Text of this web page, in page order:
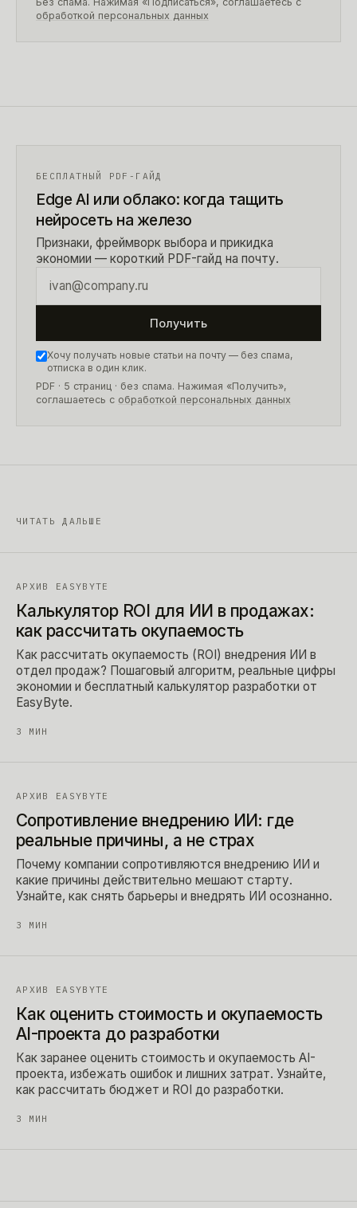
обработкой персональных данных
БЕСПЛАТНЫЙ PDF-ГАЙД
Edge AI или облако: когда тащить
нейросеть на железо
Признаки, фреймворк выбора и прикидка
экономии — короткий PDF-гайд на почту.
Получить
Хочу получать новые статьи на почту — без спама,
отписка в один клик.
PDF · 5 страниц · без спама. Нажимая «Получить»,
соглашаетесь с обработкой персональных данных
ЧИТАТЬ ДАЛЬШЕ
АРХИВ EASYBYTE
Калькулятор ROI для ИИ в продажах:
как рассчитать окупаемость
Как рассчитать окупаемость (ROI) внедрения ИИ в
отдел продаж? Пошаговый алгоритм, реальные цифры
экономии и бесплатный калькулятор разработки от
EasyByte.
3 МИН
АРХИВ EASYBYTE
Сопротивление внедрению ИИ: где
реальные причины, а не страх
Почему компании сопротивляются внедрению ИИ и
какие причины действительно мешают старту.
Узнайте, как снять барьеры и внедрять ИИ осознанно.
3 МИН
АРХИВ EASYBYTE
Как оценить стоимость и окупаемость
AI-проекта до разработки
Как заранее оценить стоимость и окупаемость AI-
проекта, избежать ошибок и лишних затрат. Узнайте,
как рассчитать бюджет и ROI до разработки.
3 МИН